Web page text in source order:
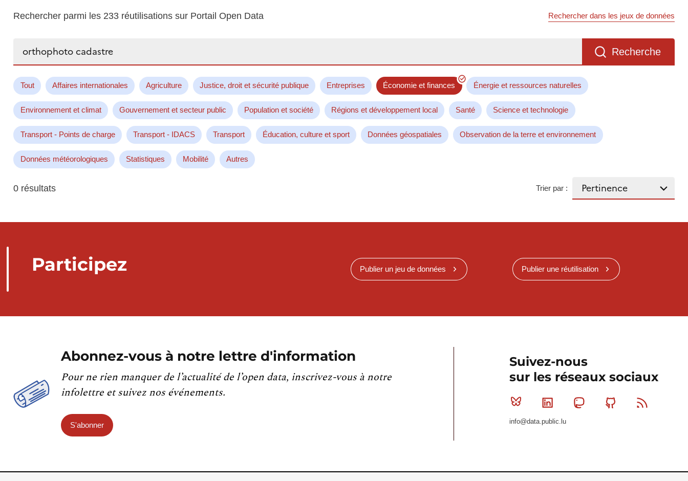
Rechercher parmi les 233 réutilisations sur Portail Open Data Rechercher dans les jeux de données
Recherche
Tout Affaires internationales Agriculture Justice, droit et sécurité publique Entreprises Économie et finances Énergie et ressources naturelles
Environnement et climat Gouvernement et secteur public Population et société Régions et développement local Santé Science et technologie
Transport - Points de charge Transport - IDACS Transport Éducation, culture et sport Données géospatiales Observation de la terre et environnement
Données météorologiques Statistiques Mobilité Autres
0 résultats Trier par :
Participez Publier un jeu de données Publier une réutilisation
Abonnez-vous à notre lettre d'information
Pour ne rien manquer de l’actualité de l’open data, inscrivez-vous à notre
infolettre et suivez nos événements.
S'abonner
Suivez-nous
sur les réseaux sociaux
Bluesky Linkedin MastodonGithub
info@data.public.lu